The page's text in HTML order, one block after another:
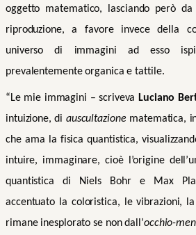
oggetto matematico, lasciando però
riproduzione, a favore invece della
universo di immagini ad esso
prevalentemente organica e tattile.
“Le mie immagini – scrivevaLuciano
intuizione, di auscultazione matematica,
che ama la fisica quantistica,
intuire, immaginare, cioè l’origine
quantistica di Niels Bohr e Max
accentuato la coloristica, le vibrazioni,
rimane inesplorato se non dall’occhio-